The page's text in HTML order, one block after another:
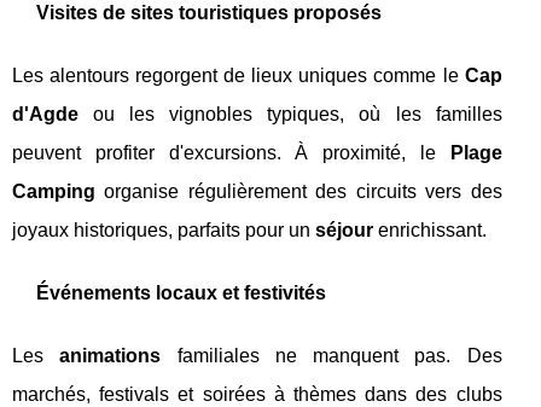
Visites de sites touristiques proposés
Les alentours regorgent de lieux uniques comme le Cap
d'Agde ou les vignobles typiques, où les familles
peuvent profiter d'excursions. À proximité, le
Plage
Camping organise régulièrement des circuits vers des
joyaux historiques, parfaits pour un séjour enrichissant.
Événements locaux et festivités
Lesanimations familiales ne manquent pas. Des
marchés, festivals et soirées à thèmes dans des clubs